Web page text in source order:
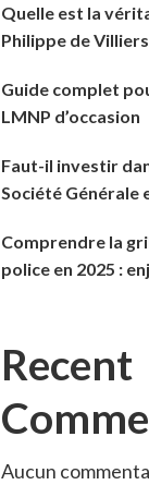
Quelle est la
Philippe de Villiers
Guide complet
LMNP d’occasion
Faut-il investir
Société Générale
Comprendre la
police en 2025 :
Recent
Aucun